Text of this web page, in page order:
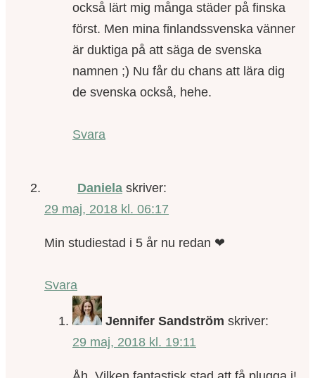
också lärt mig många städer på finska
först. Men mina finlandssvenska vänner
är duktiga på att säga de svenska
namnen ;) Nu får du chans att lära dig
de svenska också, hehe.
Svara
Daniela skriver:
29 maj, 2018 kl. 06:17
Min studiestad i 5 år nu redan ❤
Svara
Jennifer Sandström skriver:
29 maj, 2018 kl. 19:11